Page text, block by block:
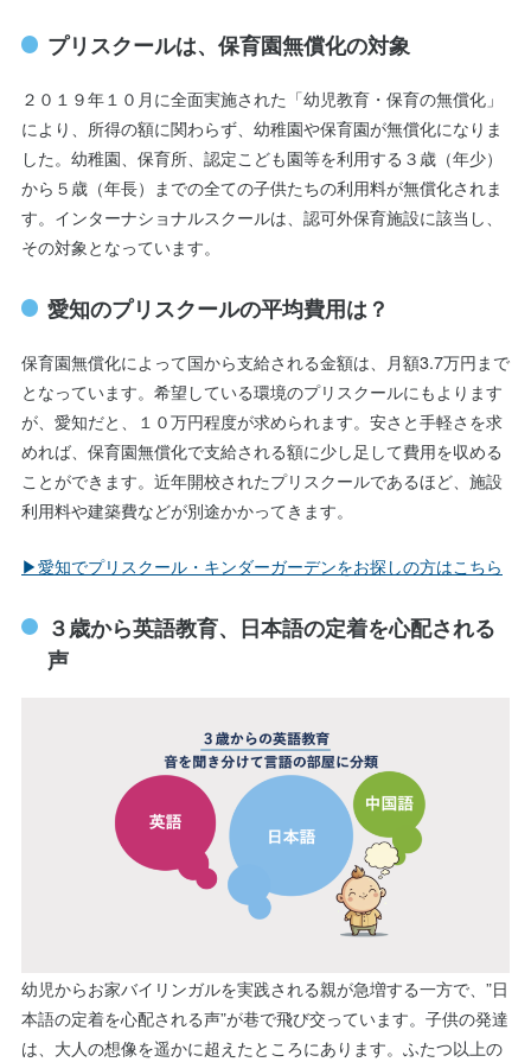
プリスクールは、保育園無償化の対象
２０１９年１０月に全面実施された「幼児教育・保育の無償化」
により、所得の額に関わらず、幼稚園や保育園が無償化になりま
した。幼稚園、保育所、認定こども園等を利用する３歳（年少）
から５歳（年長）までの全ての子供たちの利用料が無償化されま
す。インターナショナルスクールは、認可外保育施設に該当し、
その対象となっています。
愛知のプリスクールの平均費用は？
保育園無償化によって国から支給される金額は、月額3.7万円まで
となっています。希望している環境のプリスクールにもよります
が、愛知だと、１０万円程度が求められます。安さと手軽さを求
めれば、保育園無償化で支給される額に少し足して費用を収める
ことができます。近年開校されたプリスクールであるほど、施設
利用料や建築費などが別途かかってきます。
▶︎愛知でプリスクール・キンダーガーデンをお探しの方はこちら
３歳から英語教育、日本語の定着を心配される
声
幼児からお家バイリンガルを実践される親が急増する一方で、”日
本語の定着を心配される声”が巷で飛び交っています。子供の発達
は、大人の想像を遥かに超えたところにあります。ふたつ以上の